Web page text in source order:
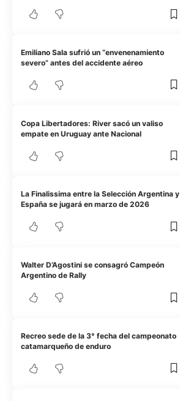
Emiliano Sala sufrió un “envenenamiento
severo” antes del accidente aéreo
Copa Libertadores: River sacó un valiso
empate en Uruguay ante Nacional
La Finalissima entre la Selección Argentina y
España se jugará en marzo de 2026
Walter D’Agostini se consagró Campeón
Argentino de Rally
Recreo sede de la 3° fecha del campeonato
catamarqueño de enduro